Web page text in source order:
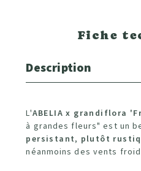
Fiche
Description
L'ABELIA x grandiflora
à grandes fleurs" est un
persistant, plutôt
néanmoins des vents